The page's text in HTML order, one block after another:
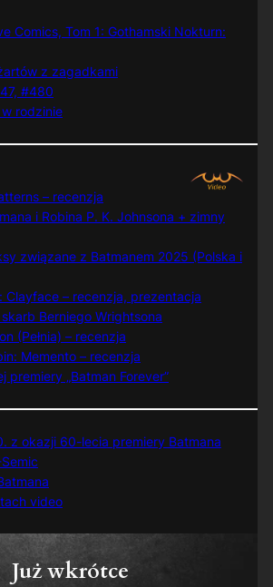
Comics, Tom 1: Gothamski Nokturn:
z zagadkami
#480
rodzinie
– recenzja
i Robina P. K. Johnsona + zimny
związane z Batmanem 2025 (Polska i
Clayface – recenzja, prezentacja
Berniego Wrightsona
(Pełnia) – recenzja
Memento – recenzja
premiery „Batman Forever”
z okazji 60-lecia premiery Batmana
video
Już wkrótce